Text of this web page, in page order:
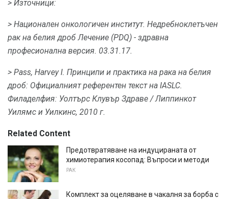
> Източници:
> Национален онкологичен институт. Недребноклетъчен
рак на белия дроб Лечение (PDQ) - здравна
професионална версия. 03.31.17.
> Pass, Harvey I. Принципи и практика на рака на белия
дроб: Официалният референтен текст на IASLC.
Филаделфия: Уолтърс Клувър Здраве / Липпинкот
Уилямс и Уилкинс, 2010 г.
Related Content
Предотвратяване на индуцираната от
химиотерапия косопад: Въпроси и методи
РАК
Комплект за оцеляване в чакалня за борба с